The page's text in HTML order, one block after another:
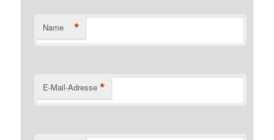
Name *
E-Mail-Adresse *